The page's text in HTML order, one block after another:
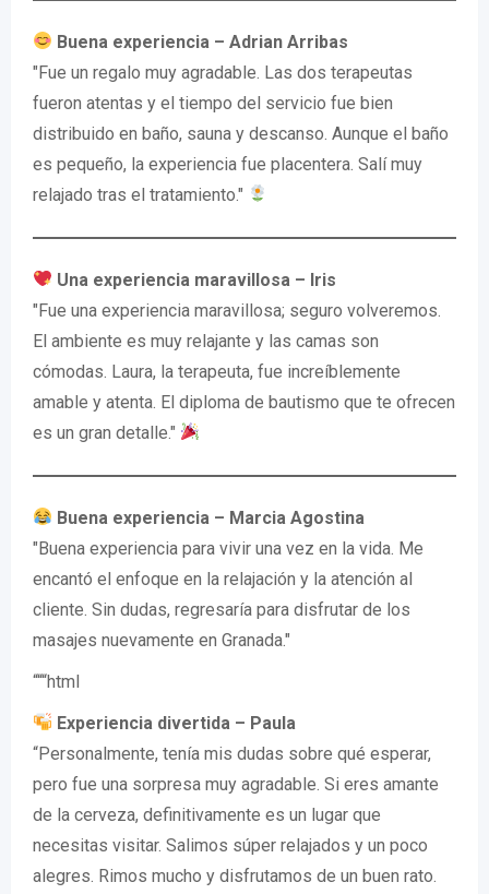
Buena experiencia – Adrian Arribas
"Fue un regalo muy agradable. Las dos terapeutas
fueron atentas y el tiempo del servicio fue bien
distribuido en baño, sauna y descanso. Aunque el baño
es pequeño, la experiencia fue placentera. Salí muy
relajado tras el tratamiento."
Una experiencia maravillosa – Iris
"Fue una experiencia maravillosa; seguro volveremos.
El ambiente es muy relajante y las camas son
cómodas. Laura, la terapeuta, fue increíblemente
amable y atenta. El diploma de bautismo que te ofrecen
es un gran detalle."
Buena experiencia – Marcia Agostina
"Buena experiencia para vivir una vez en la vida. Me
encantó el enfoque en la relajación y la atención al
cliente. Sin dudas, regresaría para disfrutar de los
masajes nuevamente en Granada."
“““html
Experiencia divertida – Paula
“Personalmente, tenía mis dudas sobre qué esperar,
pero fue una sorpresa muy agradable. Si eres amante
de la cerveza, definitivamente es un lugar que
necesitas visitar. Salimos súper relajados y un poco
alegres. Rimos mucho y disfrutamos de un buen rato.